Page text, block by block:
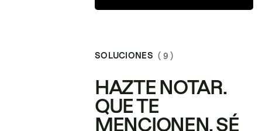
SOLUCIONES ( 9 )
HAZTE NOTAR.
QUE TE
MENCIONEN. SÉ